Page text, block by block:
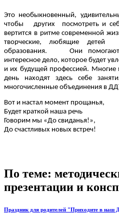
Это необыкновенный,
чтобы других посмотреть и
вертится в ритме современной
творческие, любящие детей
образования. Они помогают
интересное дело, которое будет
и их будущей профессией.
день находят здесь себе
многочисленные объединения в
Вот и настал момент прощанья,
Будет краткой наша речь
Говорим мы «До свиданья!»,
До счастливых новых встреч!
По теме:
презентации и
Праздник для родителей "Приходите в